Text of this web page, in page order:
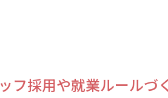
フ採用や就業ルールづ